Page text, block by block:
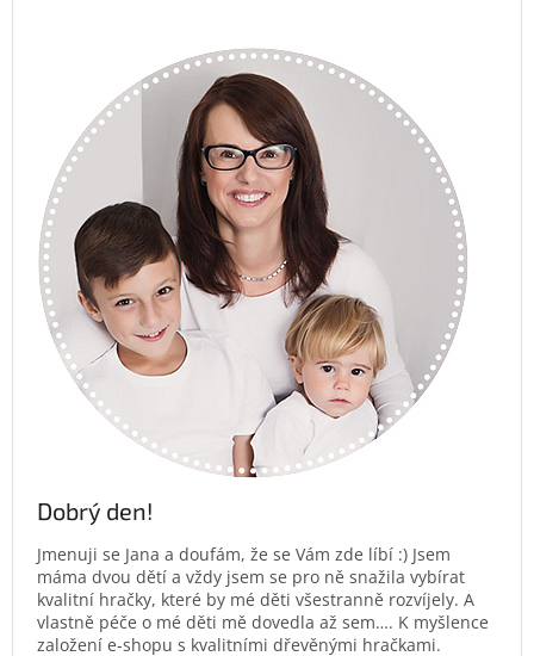
Dobrý den!
Jmenuji se Jana a doufám, že se Vám zde líbí :) Jsem
máma dvou dětí a vždy jsem se pro ně snažila vybírat
kvalitní hračky, které by mé děti všestranně rozvíjely. A
vlastně péče o mé děti mě dovedla až sem…. K myšlence
založení e-shopu s kvalitními dřevěnými hračkami.